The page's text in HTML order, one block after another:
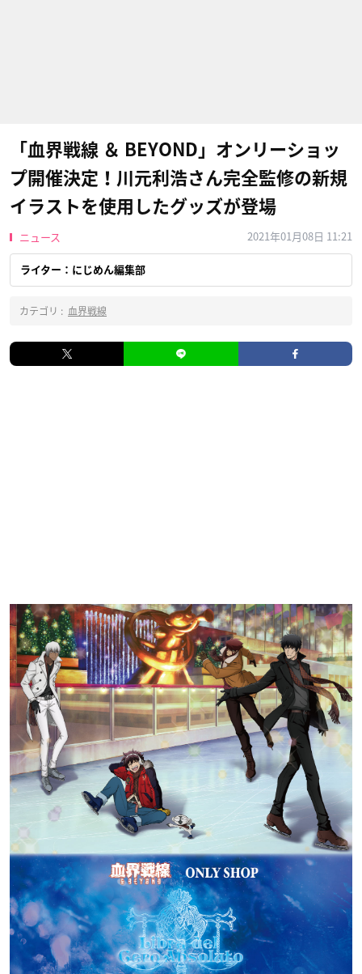
「血界戦線 ＆ BEYOND」オンリーショッ
プ開催決定！川元利浩さん完全監修の新規
イラストを使用したグッズが登場
ニュース 2021年01月08日 11:21
ライター：にじめん編集部
カテゴリ : 血界戦線